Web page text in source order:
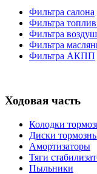
Фильтра салона
Фильтра
Фильтра
Фильтра
Фильтра АКПП
Ходовая часть
Колодки
Диски
Амортизаторы
Тяги
Пыльники